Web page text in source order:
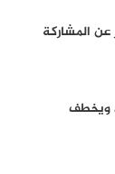
المشاركة
ويخطف